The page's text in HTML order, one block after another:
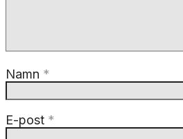
Namn *
E-post *